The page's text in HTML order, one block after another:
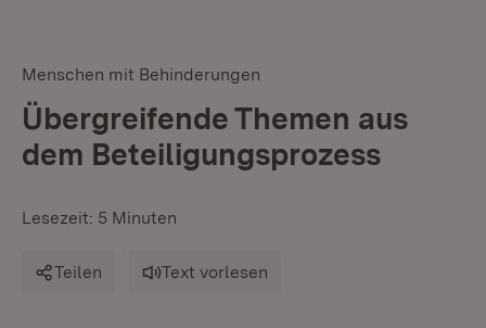
Menschen mit Behinderungen
Übergreifende Themen aus
dem Beteiligungsprozess
Lesezeit: 5 Minuten
Teilen Text vorlesen